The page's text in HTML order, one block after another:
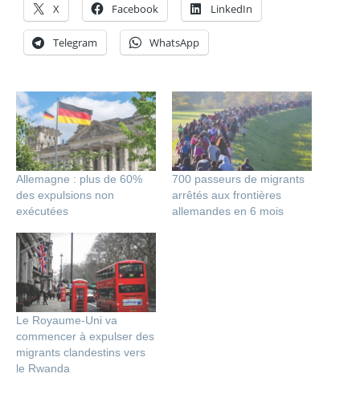
X Facebook LinkedIn
Telegram WhatsApp
Allemagne : plus de 60%
des expulsions non
exécutées
700 passeurs de migrants
arrêtés aux frontières
allemandes en 6 mois
Le Royaume-Uni va
commencer à expulser des
migrants clandestins vers
le Rwanda